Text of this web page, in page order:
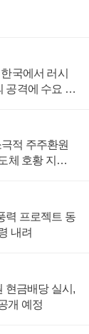
국에서 러시
공격에 수요 늘
적 주주환원
체 호황 지속
력 프로젝트 동
내려
현금배당 실시,
개 예정